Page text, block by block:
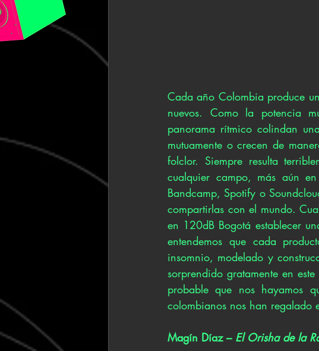
Cada año Colombia produce
nuevos. Como la potencia
panorama rítmico colindan
mutuamente o crecen de
folclor. Siempre resulta
cualquier campo, más aún
Bandcamp, Spotify o
compartirlas con el mundo.
en 120dB Bogotá establecer
entendemos que cada
insomnio, modelado y
sorprendido gratamente en
probable que nos hayamos
colombianos nos han regalado
Magín Díaz – El Orisha de la